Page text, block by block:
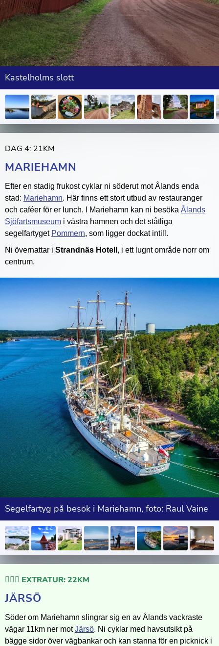
Kastelholms slott
DAG 4: 21KM
MARIEHAMN
Efter en stadig frukost cyklar ni söderut mot Ålands enda
stad: Mariehamn. Här finns ett stort utbud av restauranger
och caféer för er lunch. I Mariehamn kan ni besöka Ålands
Sjöfartsmuseum i västra hamnen och det ståtliga
segelfartyget Pommern, som ligger dockat intill.
Ni övernattar i Strandnäs Hotell , i ett lugnt område norr om
centrum.
Segelfartyg på besök i Mariehamn, foto: Raul Vaine
🚴🏻‍♀️ EXTRATUR: 22KM
JÄRSÖ
Söder om Mariehamn slingrar sig en av Ålands vackraste
vägar 11km ner motJärsö. Ni cyklar med havsutsikt på
bägge sidor över vägbankar och kan stanna för en picknick i